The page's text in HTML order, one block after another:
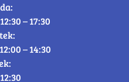
– 17:30
– 14:30